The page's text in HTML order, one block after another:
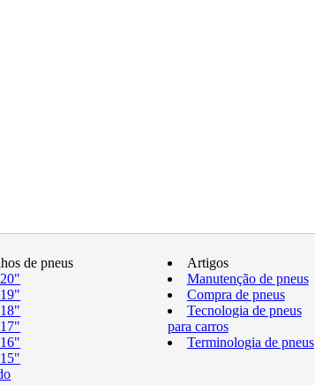
de pneus
Artigos
Manutenção de pneus
Compra de pneus
Tecnologia de pneus
para carros
Terminologia de pneus